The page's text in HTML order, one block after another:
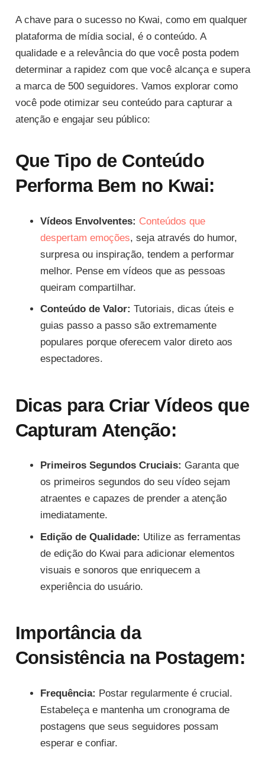
A chave para o sucesso no Kwai, como em qualquer
plataforma de mídia social, é o conteúdo. A
qualidade e a relevância do que você posta podem
determinar a rapidez com que você alcança e supera
a marca de 500 seguidores. Vamos explorar como
você pode otimizar seu conteúdo para capturar a
atenção e engajar seu público:
Que Tipo de Conteúdo
Performa Bem no Kwai:
Vídeos Envolventes: Conteúdos que
despertam emoções, seja através do humor,
surpresa ou inspiração, tendem a performar
melhor. Pense em vídeos que as pessoas
queiram compartilhar.
Conteúdo de Valor: Tutoriais, dicas úteis e
guias passo a passo são extremamente
populares porque oferecem valor direto aos
espectadores.
Dicas para Criar Vídeos que
Capturam Atenção:
Primeiros Segundos Cruciais: Garanta que
os primeiros segundos do seu vídeo sejam
atraentes e capazes de prender a atenção
imediatamente.
Edição de Qualidade: Utilize as ferramentas
de edição do Kwai para adicionar elementos
visuais e sonoros que enriquecem a
experiência do usuário.
Importância da
Consistência na Postagem:
Frequência: Postar regularmente é crucial.
Estabeleça e mantenha um cronograma de
postagens que seus seguidores possam
esperar e confiar.